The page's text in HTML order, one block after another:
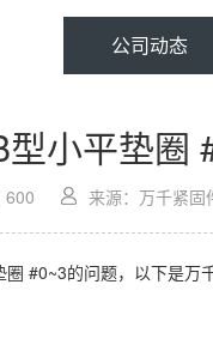
公司动态
小平垫圈
600 来源：万千紧固
#0~3的问题，以下是万